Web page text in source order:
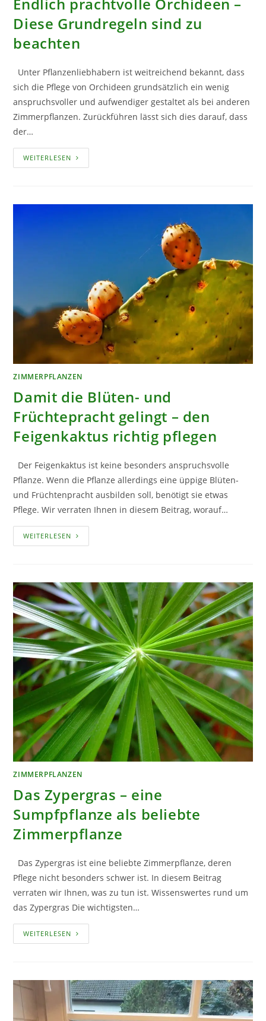
Diese Grundregeln sind zu
beachten
Unter Pflanzenliebhabern ist weitreichend bekannt, dass
sich die Pflege von Orchideen grundsätzlich ein wenig
anspruchsvoller und aufwendiger gestaltet als bei anderen
Zimmerpflanzen. Zurückführen lässt sich dies darauf, dass
der…
WEITERLESEN ENDLICH
PRACHTVOLLE
SIND
ZIMMERPFLANZEN
Damit die Blüten- und
Früchtepracht gelingt – den
Feigenkaktus richtig pflegen
Der Feigenkaktus ist keine besonders anspruchsvolle
Pflanze. Wenn die Pflanze allerdings eine üppige Blüten-
und Früchtenpracht ausbilden soll, benötigt sie etwas
Pflege. Wir verraten Ihnen in diesem Beitrag, worauf…
WEITERLESEN DAMIT
DIE
–
DEN
FEIGENKAKTUS
RICHTIG
PFLEGEN
ZIMMERPFLANZEN
Das Zypergras – eine
Sumpfpflanze als beliebte
Zimmerpflanze
Das Zypergras ist eine beliebte Zimmerpflanze, deren
Pflege nicht besonders schwer ist. In diesem Beitrag
verraten wir Ihnen, was zu tun ist. Wissenswertes rund um
das Zypergras Die wichtigsten…
WEITERLESEN DAS
ZYPERGRAS
BELIEBTE
ZIMMERPFLANZE